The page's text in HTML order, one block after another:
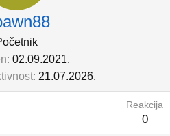
02.09.2021.
21.07.2026.
Reakcija
0